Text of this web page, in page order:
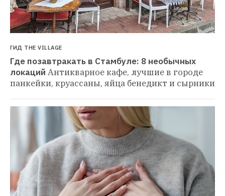
ГИД THE VILLAGE
Где позавтракать в Стамбуле: 8 необычных
локаций Антикварное кафе, лучшие в городе
панкейки, круассаны, яйца бенедикт и сырники